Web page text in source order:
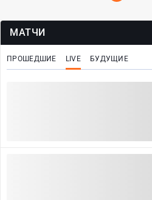
МАТЧИ
ПРОШЕДШИЕ LIVE БУДУЩИЕ